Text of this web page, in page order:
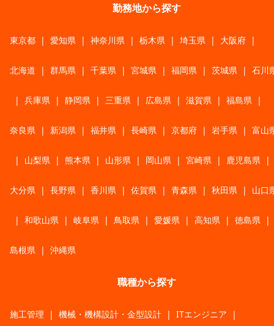
勤務地から探す
東京都 | 愛知県 | 神奈川県 | 栃木県 | 埼玉県 | 大阪府 |
北海道 | 群馬県 | 千葉県 | 宮城県 | 福岡県 | 茨城県 | 石川
| 兵庫県 | 静岡県 | 三重県 | 広島県 | 滋賀県 | 福島県 |
奈良県 | 新潟県 | 福井県 | 長崎県 | 京都府 | 岩手県 | 富山
| 山梨県 | 熊本県 | 山形県 | 岡山県 | 宮崎県 | 鹿児島県 |
大分県 | 長野県 | 香川県 | 佐賀県 | 青森県 | 秋田県 | 山口
| 和歌山県 | 岐阜県 | 鳥取県 | 愛媛県 | 高知県 | 徳島県 |
島根県 | 沖縄県
職種から探す
施工管理 | 機械・機構設計・金型設計 | ITエンジニア |